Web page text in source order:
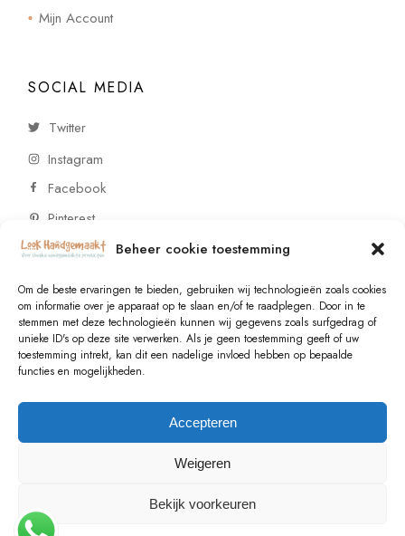
Beheer cookie toestemming
Om de beste ervaringen te bieden, gebruiken wij technologieën zoals cookies
om informatie over je apparaat op te slaan en/of te raadplegen. Door in te
stemmen met deze technologieën kunnen wij gegevens zoals surfgedrag of
unieke ID's op deze site verwerken. Als je geen toestemming geeft of uw
toestemming intrekt, kan dit een nadelige invloed hebben op bepaalde
functies en mogelijkheden.
Accepteren
Weigeren
Bekijk voorkeuren
Mijn Account
SOCIAL MEDIA
Twitter
Instagram
Facebook
Pinterest
CONTACT
Vragen of wensen? Neem contact op!
+31 (0)6 229 021 29
© 2023 , All Rights Reserved